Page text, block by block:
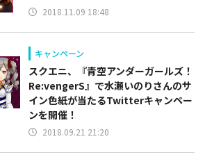
2018.11.09 18:48
キャンペーン
スクエニ、『青空アンダーガールズ！
Re:vengerS』で水瀬いのりさんのサ
イン色紙が当たるTwitterキャンペー
ンを開催！
2018.09.21 21:20